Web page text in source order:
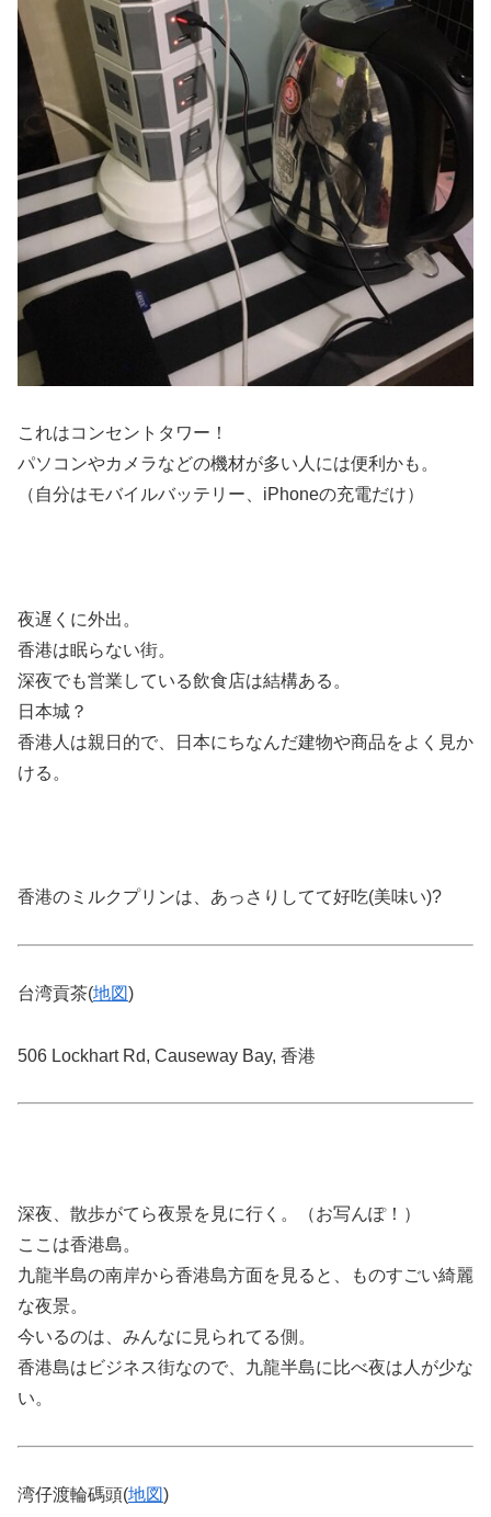
これはコンセントタワー！
パソコンやカメラなどの機材が多い人には便利かも。
（自分はモバイルバッテリー、iPhoneの充電だけ）
夜遅くに外出。
香港は眠らない街。
深夜でも営業している飲食店は結構ある。
日本城？
香港人は親日的で、日本にちなんだ建物や商品をよく見か
ける。
香港のミルクプリンは、あっさりしてて好吃(美味い)?
台湾貢茶(地図)
506 Lockhart Rd, Causeway Bay, 香港
深夜、散歩がてら夜景を見に行く。（お写んぽ！）
ここは香港島。
九龍半島の南岸から香港島方面を見ると、ものすごい綺麗
な夜景。
今いるのは、みんなに見られてる側。
香港島はビジネス街なので、九龍半島に比べ夜は人が少な
い。
湾仔渡輪碼頭(地図)